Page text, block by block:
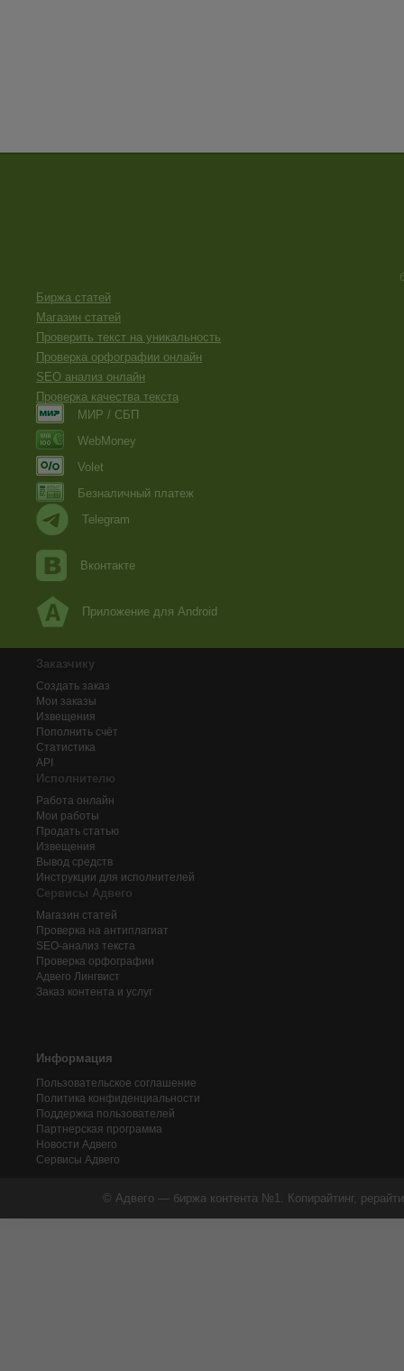
Биржа статей
Магазин статей
Проверить текст на уникальность
Проверка орфографии онлайн
SEO анализ онлайн
Проверка качества текста
МИР / СБП
WebMoney
Volet
Безналичный платеж
Telegram
Вконтакте
Приложение для Android
Заказчику
Создать заказ
Мои заказы
Извещения
Пополнить счёт
Статистика
API
Исполнителю
Работа онлайн
Мои работы
Продать статью
Извещения
Вывод средств
Инструкции для исполнителей
Сервисы Адвего
Магазин статей
Проверка на антиплагиат
SEO-анализ текста
Проверка орфографии
Адвего Лингвист
Заказ контента и услуг
Информация
Пользовательское соглашение
Политика конфиденциальности
Поддержка пользователей
Партнерская программа
Новости Адвего
Сервисы Адвего
© Адвего — биржа контента №1. Копирайтинг,